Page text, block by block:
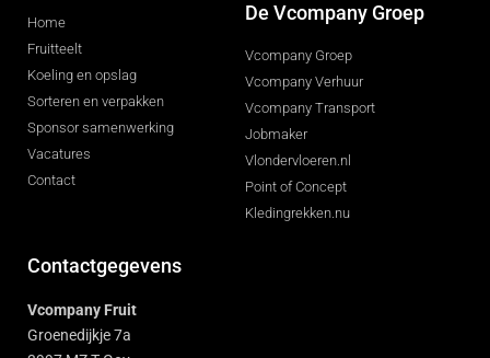
Home
Fruitteelt
Koeling en opslag
Sorteren en verpakken
Sponsor samenwerking
Vacatures
Contact
De Vcompany Groep
Vcompany Groep
Vcompany Verhuur
Vcompany Transport
Jobmaker
Vlondervloeren.nl
Point of Concept
Kledingrekken.nu
Contactgegevens
Vcompany Fruit
Groenedijkje 7a